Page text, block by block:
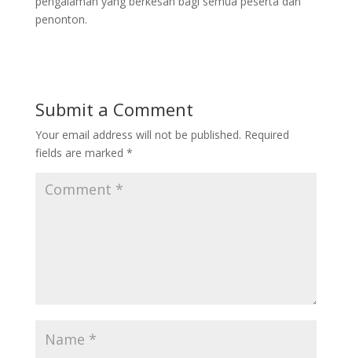
penonton.
Submit a Comment
Your email address will not be published. Required
fields are marked *